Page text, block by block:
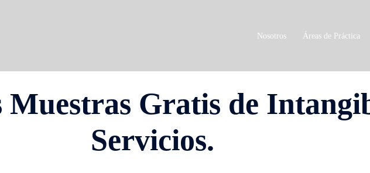
Nosotros Áreas de Práctica
Muestras Gratis de
Servicios.